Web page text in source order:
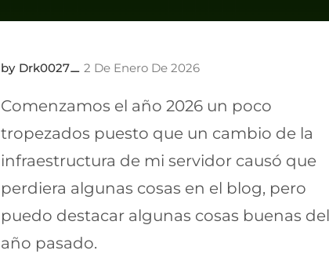
Drk0027 2 De Enero De 2026
Comenzamos el año 2026 un poco
tropezados puesto que un cambio de la
infraestructura de mi servidor causó que
perdiera algunas cosas en el blog, pero
puedo destacar algunas cosas buenas del
año pasado.